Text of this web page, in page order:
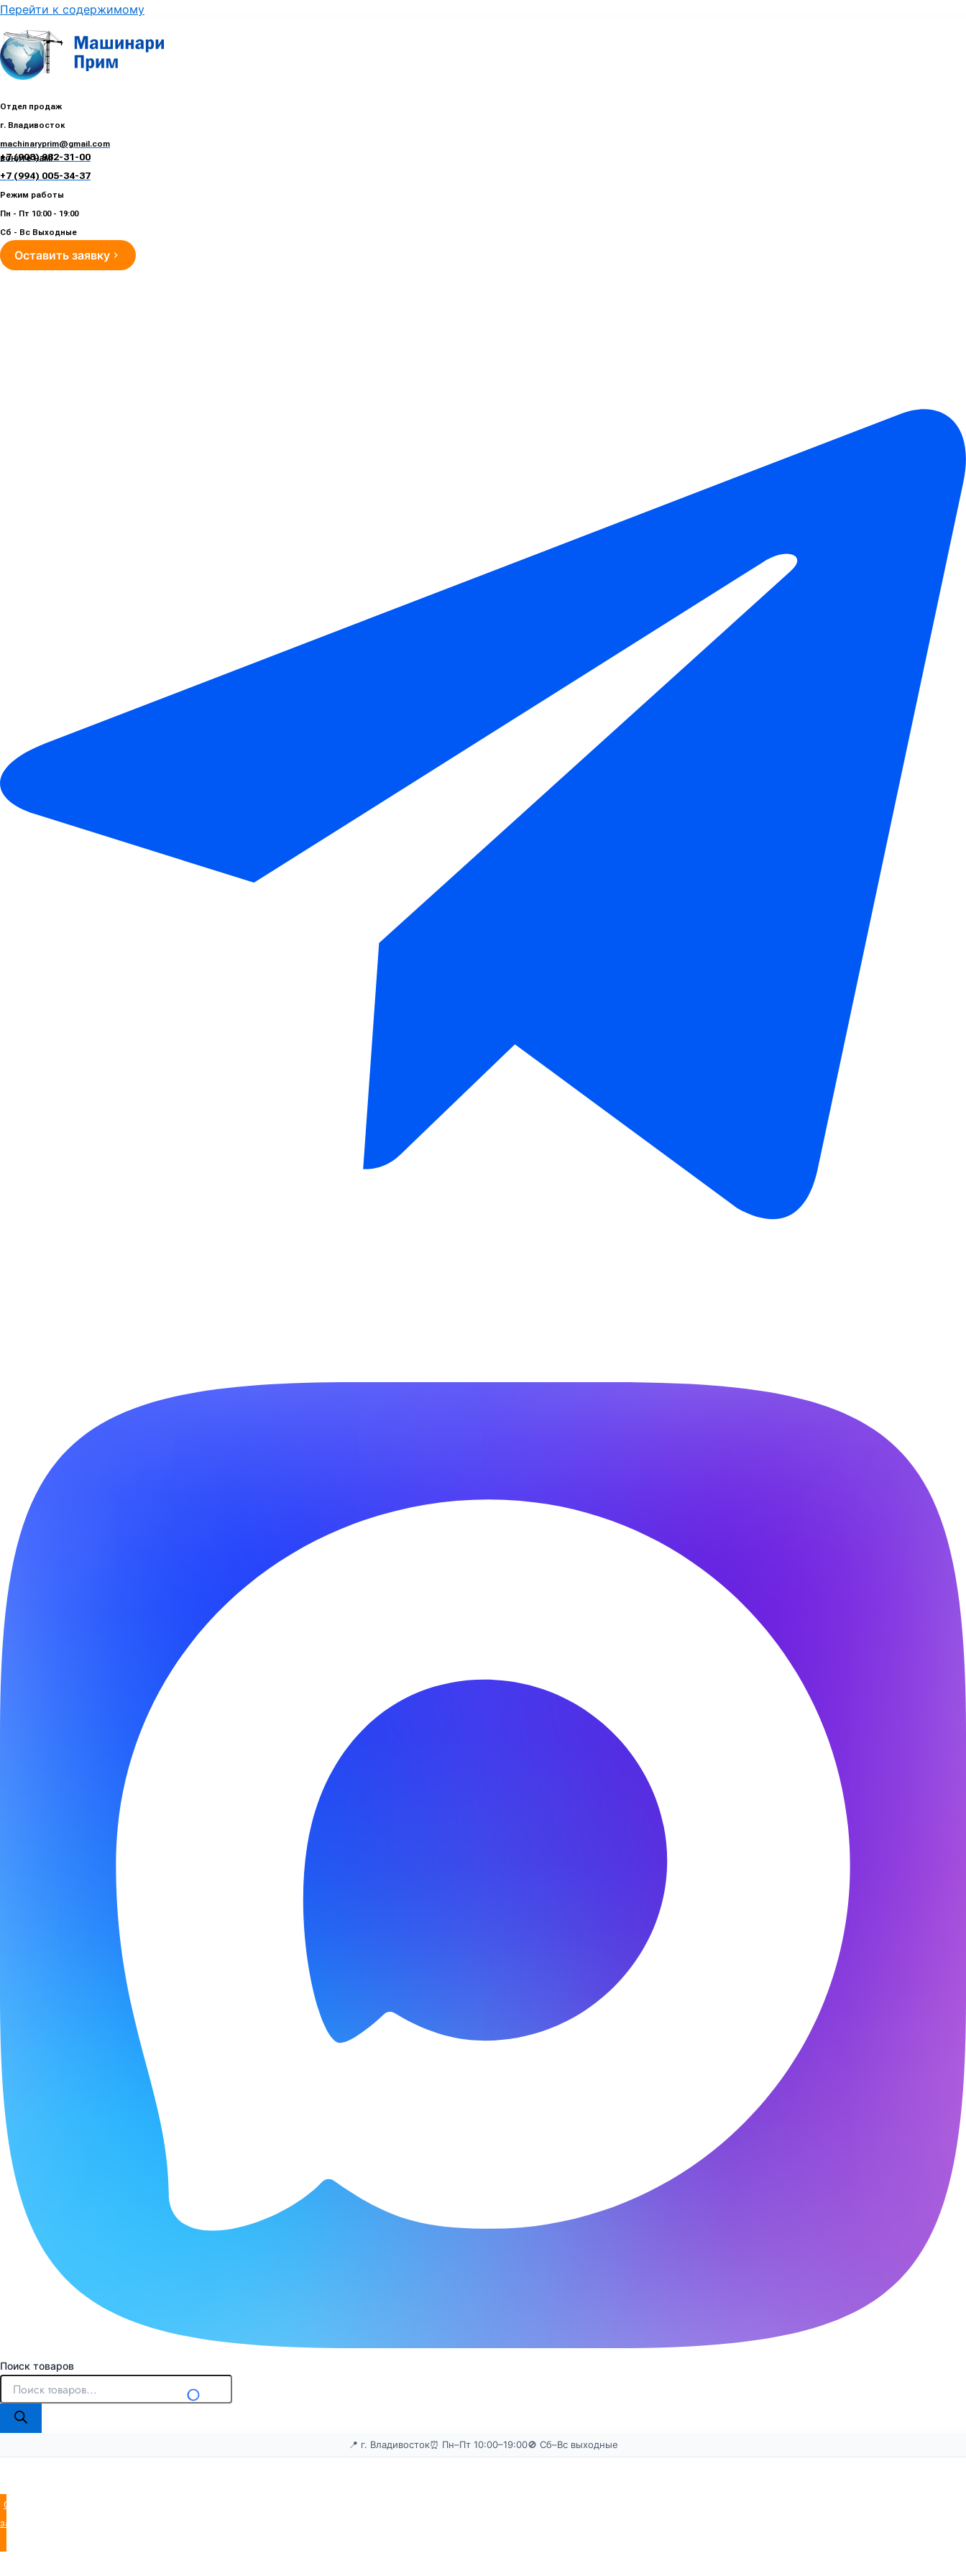
Перейти к содержимому
Отдел продаж
г. Владивосток
machinaryprim@gmail.com
нам!
+7 (908) 982-31-00
+7 (994) 005-34-37
Режим работы
Пн - Пт 10:00 - 19:00
Сб - Вс Выходные
Оставить заявку
Поиск товаров
📍 г. Владивосток⏰ Пн–Пт 10:00–19:00🚫 Сб–Вс выходные
Оставить
заявку